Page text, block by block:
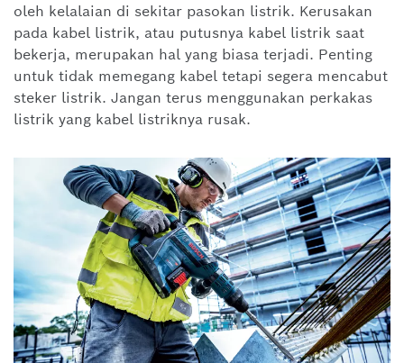
oleh kelalaian di sekitar pasokan listrik. Kerusakan
pada kabel listrik, atau putusnya kabel listrik saat
bekerja, merupakan hal yang biasa terjadi. Penting
untuk tidak memegang kabel tetapi segera mencabut
steker listrik. Jangan terus menggunakan perkakas
listrik yang kabel listriknya rusak.